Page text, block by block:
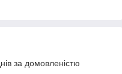
за домовленістю